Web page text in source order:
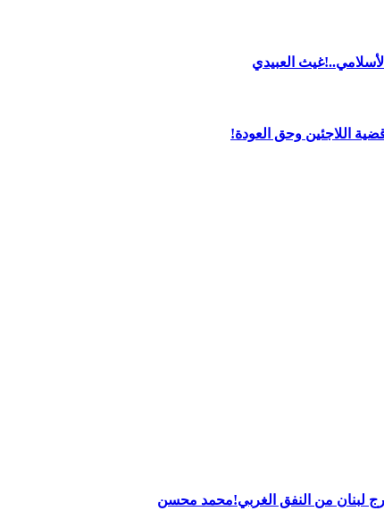
الأسلامي..!غيث العبيدي
اللاجئين وحق العودة!
لبنان من النفق الغربي!محمد محسن